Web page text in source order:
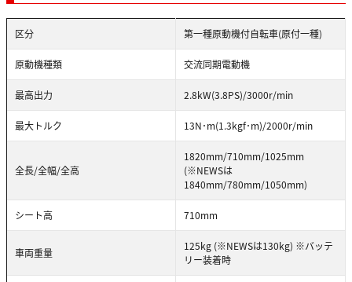
区分 第一種原動機付自転車(原付一種)
原動機種類 交流同期電動機
最高出力 2.8kW(3.8PS)/3000r/min
最大トルク 13N･m(1.3kgf･m)/2000r/min
全長/全幅/全高
1820mm/710mm/1025mm
(※NEWSは
1840mm/780mm/1050mm)
シート高 710mm
車両重量
125kg (※NEWSは130kg) ※バッテ
リー装着時